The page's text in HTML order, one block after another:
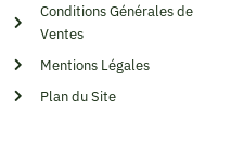
Conditions Générales de
Ventes
Mentions Légales
Plan du Site